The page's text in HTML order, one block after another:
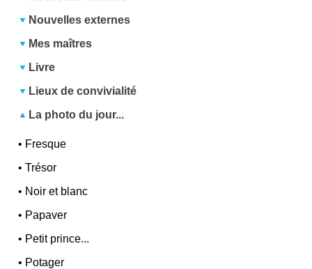
Nouvelles externes
Mes maîtres
Livre
Lieux de convivialité
La photo du jour...
• Fresque
•Trésor
• Noir et blanc
• Papaver
• Petit prince...
• Potager